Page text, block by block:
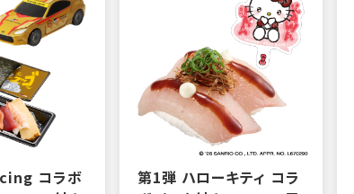
コラボ
第1弾 ハローキティ コラ